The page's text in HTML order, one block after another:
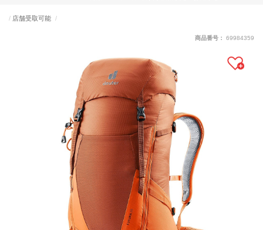
店舗受取可能
商品番号： 69984359